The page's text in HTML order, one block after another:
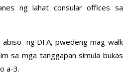
ng lahat consular offices sa
abiso ng DFA, pwedeng mag-walk
sa mga tanggapan simula bukas
a-3.